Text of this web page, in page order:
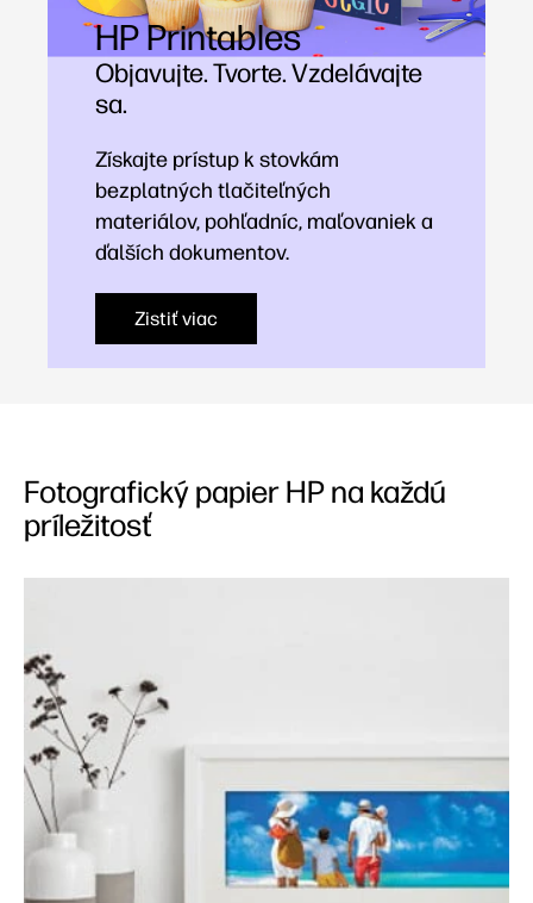
HP Printables
Objavujte. Tvorte. Vzdelávajte
sa.
Získajte prístup k stovkám
bezplatných tlačiteľných
materiálov, pohľadníc, maľovaniek a
ďalších dokumentov.
Zistiť viac
Fotografický papier HP na každú
príležitosť